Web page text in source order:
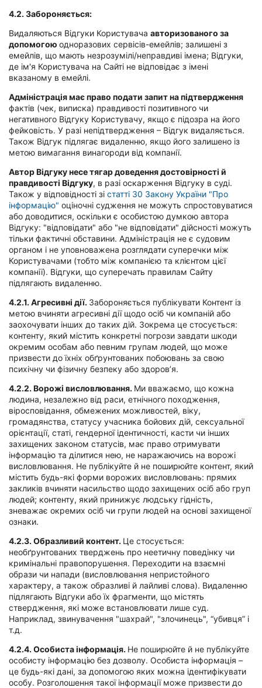
4.2. Забороняється:
Видаляються Відгуки Користувача авторизованого за
допомогою одноразових сервісів-емейлів; залишені з
емейлів, що мають незрозумілі/неправдиві імена; Відгуки,
де ім'я Користувача на Сайті не відповідає з імені
вказаному в емейлі.
Адміністрація має право подати запит на підтвердження
фактів (чек, виписка) правдивості позитивного чи
негативного Відгуку Користувачу, якщо є підозра на його
фейковість. У разі непідтвердження – Відгук видаляється.
Також Відгук підлягає видаленню, якщо його залишено із
метою вимагання винагороди від компанії.
Автор Відгуку несе тягар доведення достовірності й
правдивості Відгуку, в разі оскарження Відгуку в суді.
Також у відповідності зі статті 30 Закону України "Про
інформацію" оціночні судження не можуть спростовуватися
або доводитися, оскільки є особистою думкою автора
Відгуку: "відповідати" або "не відповідати" дійсності можуть
тільки фактичні обставини. Адміністрація не є судовим
органом і не уповноважена розглядати суперечки між
Користувачами (тобто між компанією та клієнтом цієї
компанії). Відгуки, що суперечать правилам Сайту
підлягають видаленню.
4.2.1. Агресивні дії. Забороняється публікувати Контент із
метою вчиняти агресивні дії щодо осіб чи компаній або
заохочувати інших до таких дій. Зокрема це стосується:
контенту, який містить конкретні погрози завдати шкоди
окремим особам або певним групам людей, що може
призвести до їхніх обґрунтованих побоювань за свою
психічну чи фізичну безпеку або здоров’я.
4.2.2. Ворожі висловлювання. Ми вважаємо, що кожна
людина, незалежно від раси, етнічного походження,
віросповідання, обмежених можливостей, віку,
громадянства, статусу учасника бойових дій, сексуальної
орієнтації, статі, гендерної ідентичності, касти чи інших
захищених законом статусів, має право отримувати
інформацію та ділитися нею, не наражаючись на ворожі
висловлювання. Не публікуйте й не поширюйте контент, який
містить будь-які форми ворожих висловлювань: прямих
закликів вчиняти насильство щодо захищених осіб або груп
людей; контенту, який принижує людську гідність,
зневажає окремих осіб чи групи людей на основі захищеної
ознаки.
4.2.3. Образливий контент. Це стосується:
необґрунтованих тверджень про неетичну поведінку чи
кримінальні правопорушення. Переходити на взаємні
образи чи напади (висловлювання непристойного
характеру, а також образливі й лайливі слова). Видаленню
підлягають Відгуки або їх фрагменти, що містять
ствердження, які може встановлювати лише суд.
Наприклад, звинувачення "шахрай", "злочинець", “убивця” і
т.д.
4.2.4. Особиста інформація. Не поширюйте й не публікуйте
особисту інформацію без дозволу. Особиста інформація –
це будь-які дані, за допомогою яких можна ідентифікувати
особу. Розголошення такої інформації може призвести до